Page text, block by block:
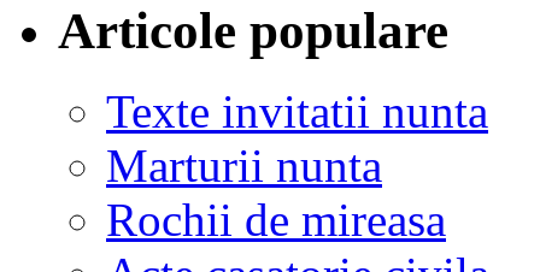
Articole populare
Texte invitatii nunta
Marturii nunta
Rochii de mireasa